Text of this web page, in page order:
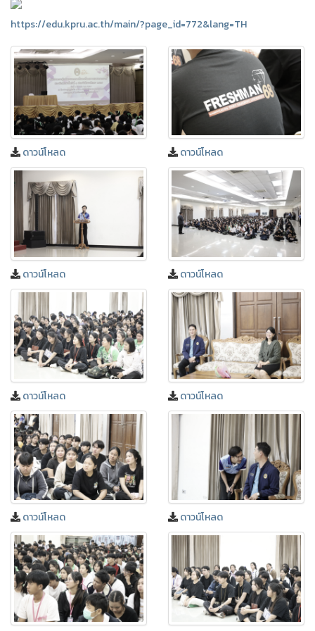
https://edu.kpru.ac.th/main/?page_id=772&lang=TH
ดาวน์โหลด ดาวน์โหลด
ดาวน์โหลด ดาวน์โหลด
ดาวน์โหลด ดาวน์โหลด
ดาวน์โหลด ดาวน์โหลด